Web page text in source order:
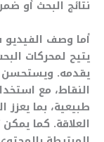
نتائج البحث أو
أما وصف الفيديو
يتيح لمحركات
يقدمه. ويستحسن
النقاط، مع
طبيعية، بما يعزز
العلاقة. كما